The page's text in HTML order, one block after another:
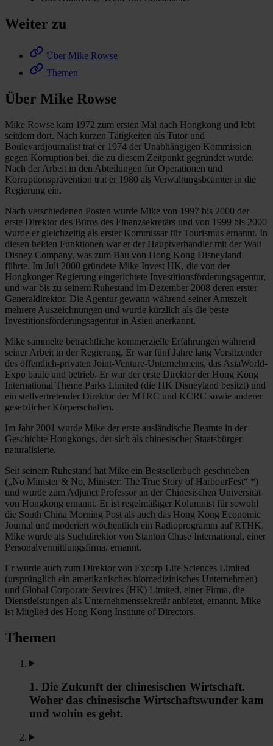
Weiter zu
Über Mike Rowse
Themen
Über Mike Rowse
Mike Rowse kam 1972 zum ersten Mal nach Hongkong und lebt
seitdem dort. Nach kurzen Tätigkeiten als Tutor und
Boulevardjournalist trat er 1974 der Unabhängigen Kommission
gegen Korruption bei, die zu diesem Zeitpunkt gegründet wurde.
Nach der Arbeit in den Abteilungen für Operationen und
Korruptionsprävention trat er 1980 als Verwaltungsbeamter in die
Regierung ein.
Nach verschiedenen Posten wurde Mike von 1997 bis 2000 der
erste Direktor des Büros des Finanzsekretärs und von 1999 bis 2000
wurde er gleichzeitig als erster Kommissar für Tourismus ernannt. In
diesen beiden Funktionen war er der Hauptverhandler mit der Walt
Disney Company, was zum Bau von Hong Kong Disneyland
führte. Im Juli 2000 gründete Mike Invest HK, die von der
Hongkonger Regierung eingerichtete Investitionsförderungsagentur,
und war bis zu seinem Ruhestand im Dezember 2008 deren erster
Generaldirektor. Die Agentur gewann während seiner Amtszeit
mehrere Auszeichnungen und wurde kürzlich als die beste
Investitionsförderungsagentur in Asien anerkannt.
Mike sammelte beträchtliche kommerzielle Erfahrungen während
seiner Arbeit in der Regierung. Er war fünf Jahre lang Vorsitzender
des öffentlich-privaten Joint-Venture-Unternehmens, das AsiaWorld-
Expo baute und betrieb. Er war der erste Direktor der Hong Kong
International Theme Parks Limited (die HK Disneyland besitzt) und
ein stellvertretender Direktor der MTRC und KCRC sowie anderer
gesetzlicher Körperschaften.
Im Jahr 2001 wurde Mike der erste ausländische Beamte in der
Geschichte Hongkongs, der sich als chinesischer Staatsbürger
naturalisierte.
Seit seinem Ruhestand hat Mike ein Bestsellerbuch geschrieben
(„No Minister & No, Minister: The True Story of HarbourFest“ *)
und wurde zum Adjunct Professor an der Chinesischen Universität
von Hongkong ernannt. Er ist regelmäßiger Kolumnist für sowohl
die South China Morning Post als auch das Hong Kong Economic
Journal und moderiert wöchentlich ein Radioprogramm auf RTHK.
Mike wurde als Suchdirektor von Stanton Chase International, einer
Personalvermittlungsfirma, ernannt.
Er wurde auch zum Direktor von Excorp Life Sciences Limited
(ursprünglich ein amerikanisches biomedizinisches Unternehmen)
und Global Corporate Services (HK) Limited, einer Firma, die
Dienstleistungen als Unternehmenssekretär anbietet, ernannt. Mike
ist Mitglied des Hong Kong Institute of Directors.
Themen
1. Die Zukunft der chinesischen Wirtschaft.
Woher das chinesische Wirtschaftswunder kam
und wohin es geht.